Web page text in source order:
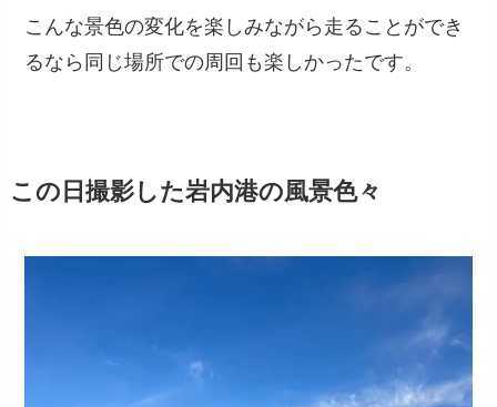
こんな景色の変化を楽しみながら走ることができ
るなら同じ場所での周回も楽しかったです。
この日撮影した岩内港の風景色々